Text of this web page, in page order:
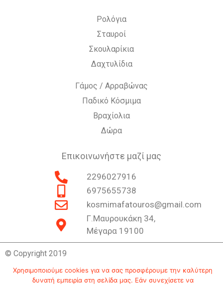
Ρολόγια
Σταυροί
Σκουλαρίκια
Δαχτυλίδια
Γάμος / Αρραβώνας
Παδικό Κόσμιμα
Βραχίολια
Δώρα
Επικοινωνήστε μαζί μας
2296027916
6975655738
kosmimafatouros@gmail.com
Γ.Μαυρουκάκη 34,
Μέγαρα 19100
© Copyright 2019
Επικοινωνία Ιστορία Πολιτική Απορρήτου
Χρησιμοποιούμε cookies για να σας προσφέρουμε την καλύτερη
δυνατή εμπειρία στη σελίδα μας. Εάν συνεχίσετε να